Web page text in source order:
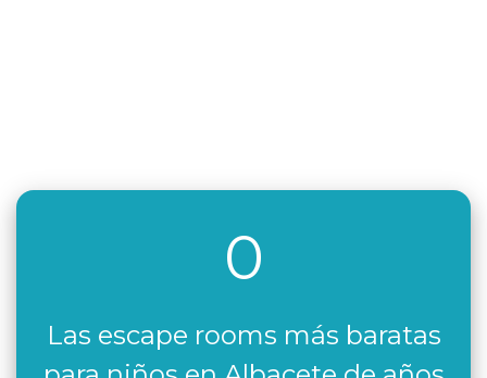
0
Las escape rooms más baratas